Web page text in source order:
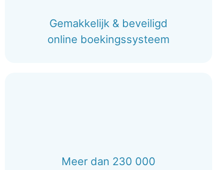
Gemakkelijk & beveiligd
online boekingssysteem
Meer dan 230 000